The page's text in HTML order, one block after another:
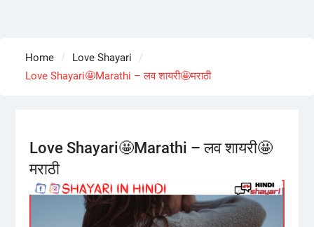
Home
Love Shayari
Love Shayari🤩Marathi – लव शायरी🤩मराठी
Love Shayari🤩Marathi – लव शायरी🤩
मराठी